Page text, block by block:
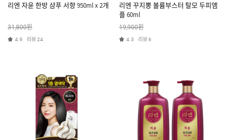
리엔 자윤 한방 샴푸 서향 950ml x 2개
31,800원
4.9 리뷰24
리엔 꾸지뽕 볼륨부스터 탈모 두피앰
플 60ml
19,900원
4.3 리뷰6